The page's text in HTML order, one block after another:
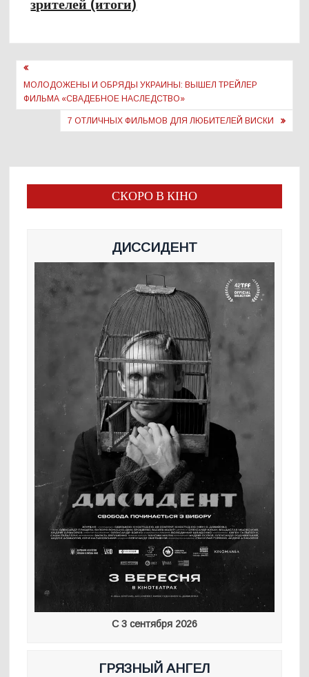
зрителей (итоги)
Навигация
по
записям
МОЛОДОЖЕНЫ И ОБРЯДЫ УКРАИНЫ: ВЫШЕЛ ТРЕЙЛЕР
ФИЛЬМА «СВАДЕБНОЕ НАСЛЕДСТВО»
7 ОТЛИЧНЫХ ФИЛЬМОВ ДЛЯ ЛЮБИТЕЛЕЙ ВИСКИ
СКОРО В КІНО
ДИССИДЕНТ
С 3 сентября 2026
ГРЯЗНЫЙ АНГЕЛ